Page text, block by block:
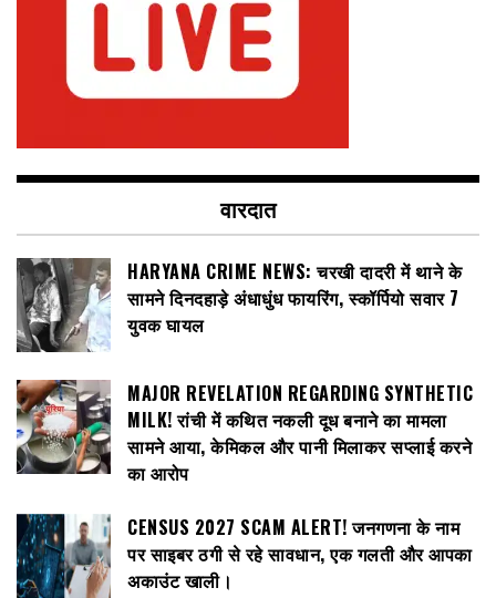
वारदात
HARYANA CRIME NEWS: चरखी दादरी में थाने के
सामने दिनदहाड़े अंधाधुंध फायरिंग, स्कॉर्पियो सवार 7
युवक घायल
MAJOR REVELATION REGARDING SYNTHETIC
MILK! रांची में कथित नकली दूध बनाने का मामला
सामने आया, केमिकल और पानी मिलाकर सप्लाई करने
का आरोप
CENSUS 2027 SCAM ALERT! जनगणना के नाम
पर साइबर ठगी से रहे सावधान, एक गलती और आपका
अकाउंट खाली।